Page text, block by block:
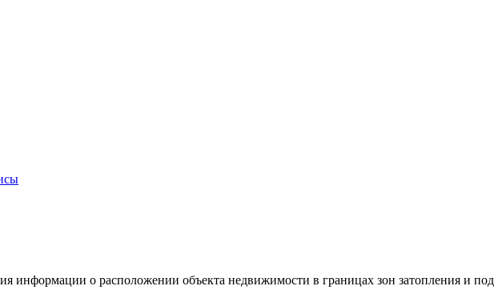
информации о расположении объекта недвижимости в границах зон затопления и